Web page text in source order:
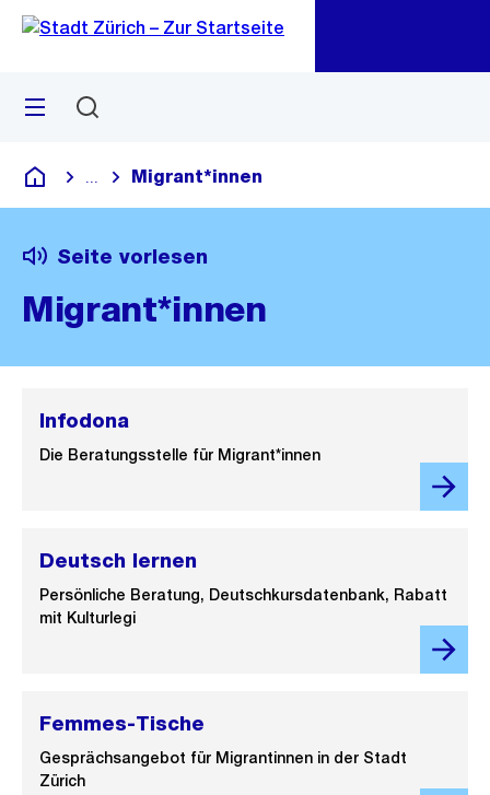
Navigation
Sprunglink
Menü
Deutsch
Blende alle Breadcrumbs ein
Migrant*innen
Seite vorlesen
Migrant*innen
Infodona
Die Beratungsstelle für Migrant*innen
Deutsch lernen
Persönliche Beratung, Deutschkursdatenbank, Rabatt
mit Kulturlegi
Femmes-Tische
Gesprächsangebot für Migrantinnen in der Stadt
Zürich